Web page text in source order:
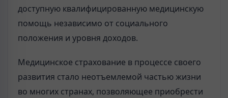
доступную квалифицированную медицинскую
помощь независимо от социального
положения и уровня доходов.
Медицинское страхование в процессе своего
развития стало неотъемлемой частью жизни
во многих странах, позволяющее приобрести